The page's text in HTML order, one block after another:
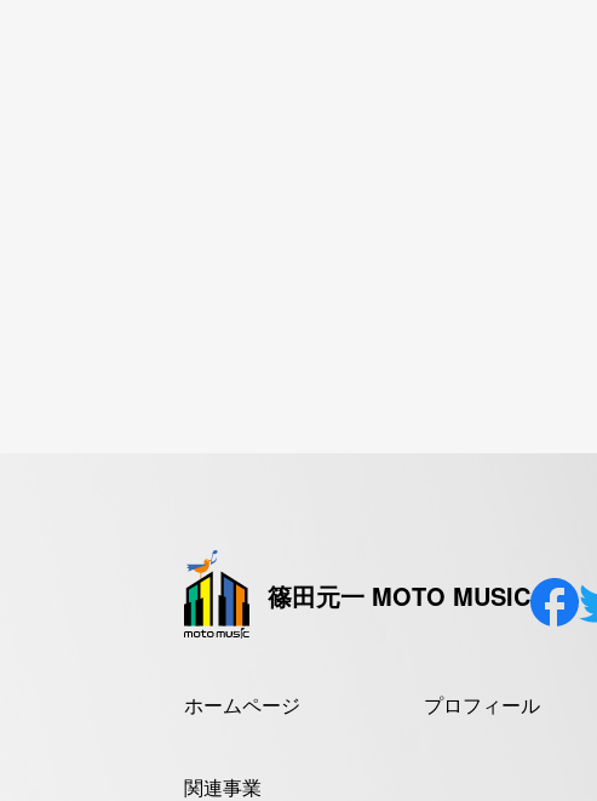
篠田元一 MOTO MUSIC
ホームページ プロフィール
関連事業